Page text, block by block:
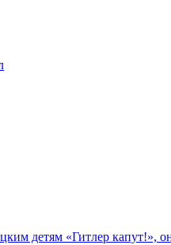
детям «Гитлер капут!»,